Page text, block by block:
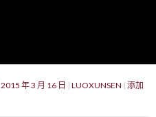
2015 年 3 月 16 日 LUOXUNSEN 添加